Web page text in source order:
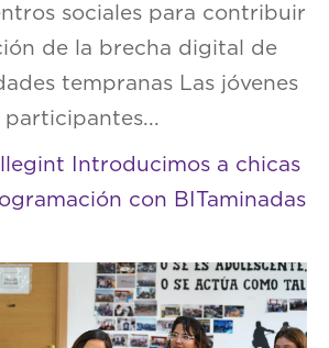
sociales para contribuir
de la brecha digital de
tempranas Las jóvenes
participantes...
Introducimos a chicas
con BITaminadas